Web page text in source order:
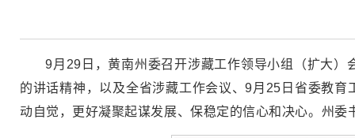
9月29日，黄南州委召开涉藏工作领导小组（扩大
的讲话精神，以及全省涉藏工作会议、9月25日省委教
动自觉，更好凝聚起谋发展、保稳定的信心和决心。州